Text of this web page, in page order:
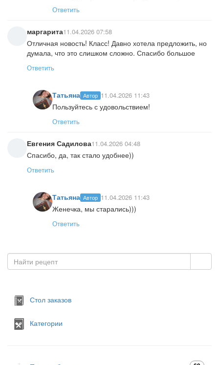
Ответить
маргарита11.04.2026 07:58
Отличная новость! Класс! Давно хотела предложить, но
думала, что это слишком сложно. Спасибо большое
Ответить
Татьяна Автор 11.04.2026 11:43
Пользуйтесь с удовольствием!
Ответить
Евгения Садилова11.04.2026 04:48
Спасибо, да, так стало удобнее))
Ответить
Татьяна Автор 11.04.2026 11:43
Женечка, мы старались)))
Ответить
Стол заказов
Категории